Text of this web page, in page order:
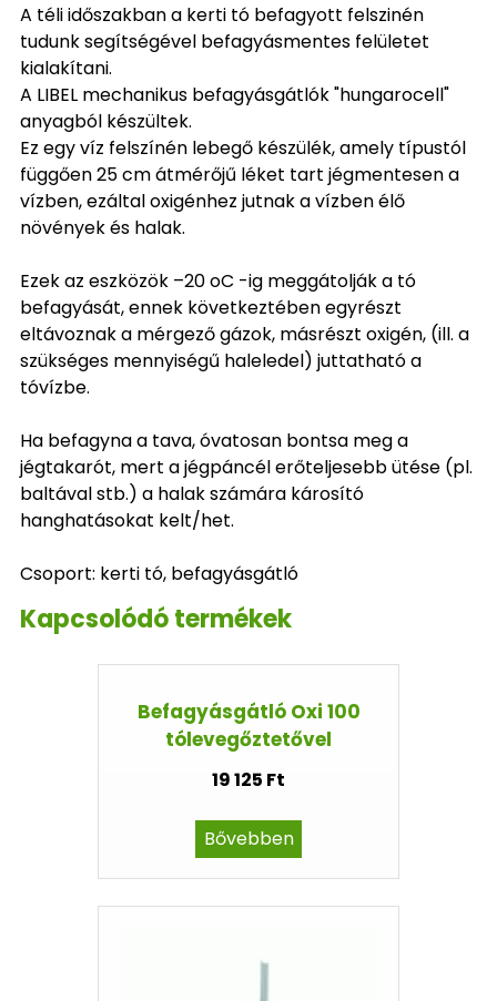
A téli időszakban a kerti tó befagyott felszinén
tudunk segítségével befagyásmentes felületet
kialakítani.
A LIBEL mechanikus befagyásgátlók "hungarocell"
anyagból készültek.
Ez egy víz felszínén lebegő készülék, amely típustól
függően 25 cm átmérőjű léket tart jégmentesen a
vízben, ezáltal oxigénhez jutnak a vízben élő
növények és halak.
Ezek az eszközök –20 oC -ig meggátolják a tó
befagyását, ennek következtében egyrészt
eltávoznak a mérgező gázok, másrészt oxigén, (ill. a
szükséges mennyiségű haleledel) juttatható a
tóvízbe.
Ha befagyna a tava, óvatosan bontsa meg a
jégtakarót, mert a jégpáncél erőteljesebb ütése (pl.
baltával stb.) a halak számára károsító
hanghatásokat kelt/het.
Csoport: kerti tó, befagyásgátló
Kapcsolódó termékek
Befagyásgátló Oxi 100
tólevegőztetővel
19 125 Ft
Bővebben